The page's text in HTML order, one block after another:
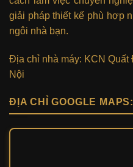
giải pháp thiết kế phù hợp
ngôi nhà bạn.
Địa chỉ nhà máy: KCN
Nội
ĐỊA CHỈ GOOGLE MAPS: